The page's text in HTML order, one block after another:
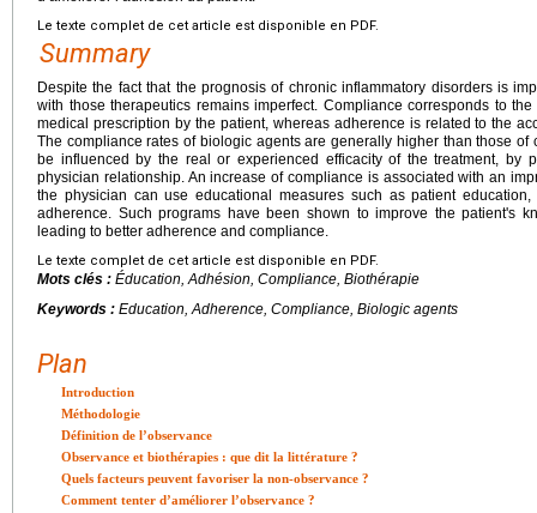
Le texte complet de cet article est disponible en PDF.
Summary
Despite the fact that the prognosis of chronic inflammatory disorders is
with those therapeutics remains imperfect. Compliance corresponds to
medical prescription by the patient, whereas adherence is related to the
The compliance rates of biologic agents are generally higher than those
be influenced by the real or experienced efficacity of the treatment, by
physician relationship. An increase of compliance is associated with an
the physician can use educational measures such as patient
adherence. Such programs have been shown to improve the patient's
leading to better adherence and compliance.
Le texte complet de cet article est disponible en PDF.
Mots clés : Éducation, Adhésion, Compliance, Biothérapie
Keywords : Education, Adherence, Compliance, Biologic agents
Plan
Introduction
Méthodologie
Définition de l’observance
Observance et biothérapies : que dit la littérature ?
Quels facteurs peuvent favoriser la non-observance ?
Comment tenter d’améliorer l’observance ?